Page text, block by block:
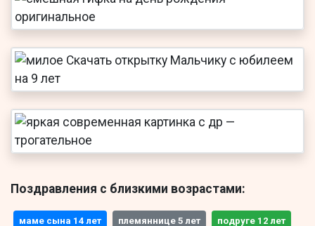
Поздравления с близкими возрастами:
маме сына 14 лет племяннице 5 лет подруге 12 лет